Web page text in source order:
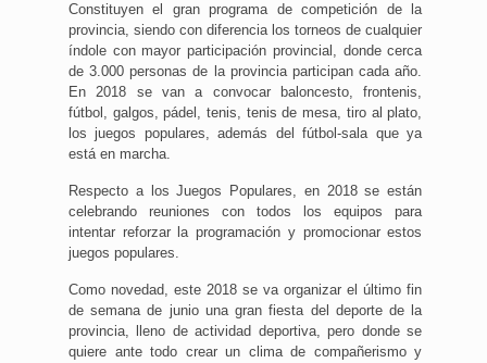
Constituyen el gran programa de competición de la
provincia, siendo con diferencia los torneos de cualquier
índole con mayor participación provincial, donde cerca
de 3.000 personas de la provincia participan cada año.
En 2018 se van a convocar baloncesto, frontenis,
fútbol, galgos, pádel, tenis, tenis de mesa, tiro al plato,
los juegos populares, además del fútbol-sala que ya
está en marcha.
Respecto a los Juegos Populares, en 2018 se están
celebrando reuniones con todos los equipos para
intentar reforzar la programación y promocionar estos
juegos populares.
Como novedad, este 2018 se va organizar el último fin
de semana de junio una gran fiesta del deporte de la
provincia, lleno de actividad deportiva, pero donde se
quiere ante todo crear un clima de compañerismo y